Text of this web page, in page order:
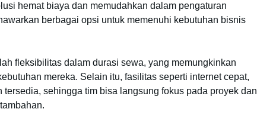
hemat biaya dan memudahkan dalam pengaturan
berbagai opsi untuk memenuhi kebutuhan bisnis
fleksibilitas dalam durasi sewa, yang memungkinkan
mereka. Selain itu, fasilitas seperti internet cepat,
sehingga tim bisa langsung fokus pada proyek dan